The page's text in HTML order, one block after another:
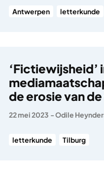
Antwerpen letterkunde
‘Fictiewijsheid’
de erosie van
22 mei 2023 -Odile
letterkunde Tilburg